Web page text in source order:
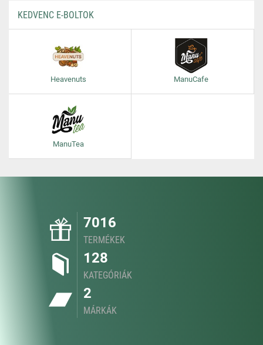
KEDVENC E-BOLTOK
Heavenuts ManuCafe
ManuTea
7016
TERMÉKEK
128
KATEGÓRIÁK
2
MÁRKÁK